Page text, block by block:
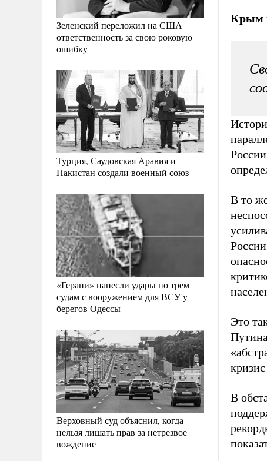
Зеленский переложил на США
ответственность за свою роковую
ошибку
Турция, Саудовская Аравия и
Пакистан создали военный союз
«Герани» нанесли удары по трем
судам с вооружением для ВСУ у
берегов Одессы
Верховный суд объяснил, когда
нельзя лишать прав за нетрезвое
вождение
Крым
В то
Это
В